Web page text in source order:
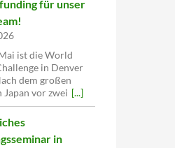
für unser
ist die World
in Denver
dem großen
Japan vor zwei [...]
in